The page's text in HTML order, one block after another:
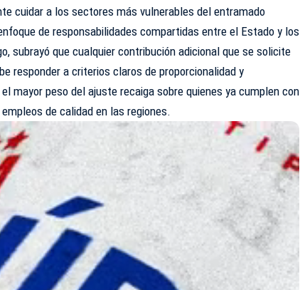
cuidar a los sectores más vulnerables del entramado
de responsabilidades compartidas entre el Estado y los
subrayó que cualquier contribución adicional que se solicite
responder a criterios claros de proporcionalidad y
mayor peso del ajuste recaiga sobre quienes ya cumplen con
de calidad en las regiones.